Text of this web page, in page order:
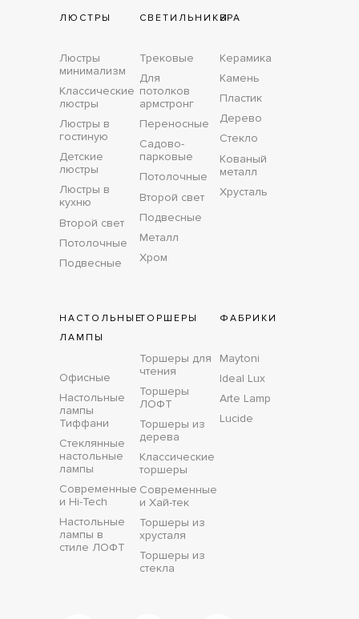
ЛЮСТРЫ
Люстры
минимализм
Классические
люстры
Люстры в
гостиную
Детские
люстры
Люстры в
кухню
Второй свет
Потолочные
Подвесные
СВЕТИЛЬНИКИ
Трековые
Для
потолков
армстронг
Переносные
Садово-
парковые
Потолочные
Второй свет
Подвесные
Металл
Хром
БРА
Керамика
Камень
Пластик
Дерево
Стекло
Кованый
металл
Хрусталь
НАСТОЛЬНЫЕ
ЛАМПЫ
Офисные
Настольные
лампы
Тиффани
Стеклянные
настольные
лампы
Современные
и Hi-Tech
Настольные
лампы в
стиле ЛОФТ
ТОРШЕРЫ
Торшеры для
чтения
Торшеры
ЛОФТ
Торшеры из
дерева
Классические
торшеры
Современные
и Хай-тек
Торшеры из
хрусталя
Торшеры из
стекла
ФАБРИКИ
Maytoni
Ideal Lux
Arte Lamp
Lucide